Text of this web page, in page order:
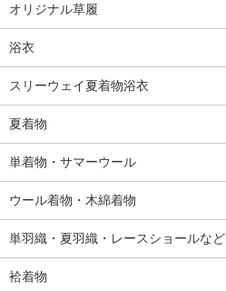
オリジナル草履
浴衣
スリーウェイ夏着物浴衣
夏着物
単着物・サマーウール
ウール着物・木綿着物
単羽織・夏羽織・レースショールなど
袷着物